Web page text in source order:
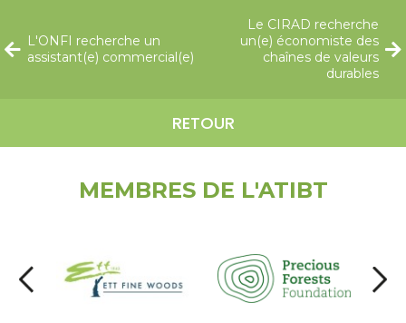
L'ONFI recherche un
assistant(e) commercial(e)
RETOUR
Le CIRAD recherche
un(e) économiste des
chaînes de valeurs
durables
MEMBRES DE L'ATIBT